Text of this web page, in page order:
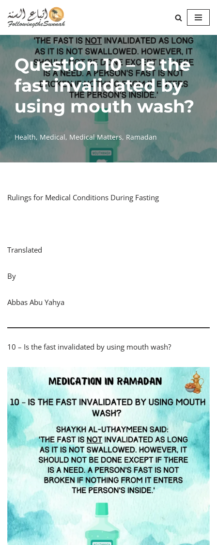
Skip
to
content
Question 10 – Is the
fast invalidated by
using mouth wash?
Health, Medical , Medical Matters, Ramadan
Rulings for Medical Conditions During Fasting
Translated
By
Abbas Abu Yahya
10 – Is the fast invalidated by using mouth wash?